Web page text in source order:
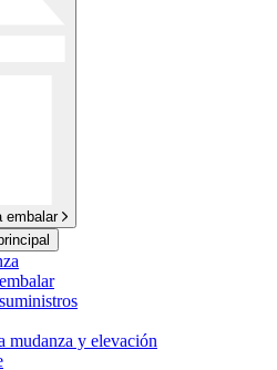
embalar
mudanza y elevación